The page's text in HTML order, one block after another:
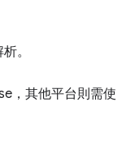
。
，其他平台則需使